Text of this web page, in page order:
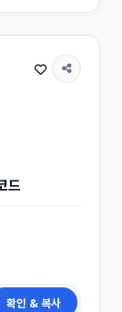
드
확인 & 복사